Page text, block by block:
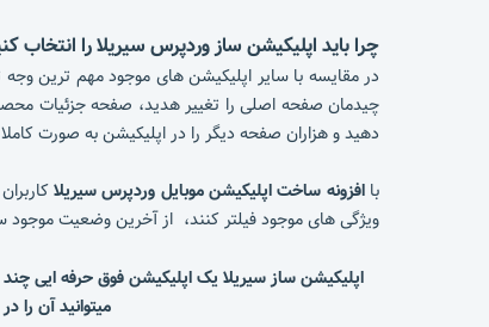
چرا باید اپلیکیشن ساز وردپرس سیریلا را انتخاب
در مقایسه با سایر اپلیکیشن های موجود مهم ترین وجه
چیدمان صفحه اصلی را تغییر هدید، صفحه جزئیات
دهید و هزاران صفحه دیگر را در اپلیکیشن به صورت
با افزونه ساخت اپلیکیشن موبایل وردپرس سیریلا
ویژگی های موجود فیلتر کنند، از آخرین وضعیت
اپلیکیشن ساز سیریلا یک اپلیکیشن فوق حرفه ایی
میتوانید آن را